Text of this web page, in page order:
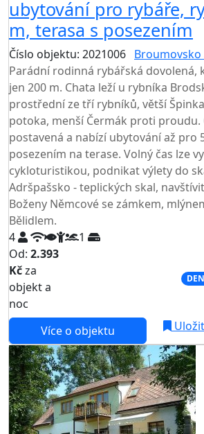
ubytování pro rybáře,
m, terasa s posezením
Číslo objektu: 2021006
Parádní rodinná rybářská dovolená,
jen 200 m. Chata leží u rybníka
prostřední ze tří rybníků, větší
potoka, menší Čermák proti proudu.
postavená a nabízí ubytování až pro
posezením na terase. Volný čas lze
cykloturistikou, podnikat výlety do
Adršpašsko - teplických skal,
Boženy Němcové se zámkem,
Bělidlem.
4
1
Od: 2.393
Kčza
objekt a
noc
Více o objektu